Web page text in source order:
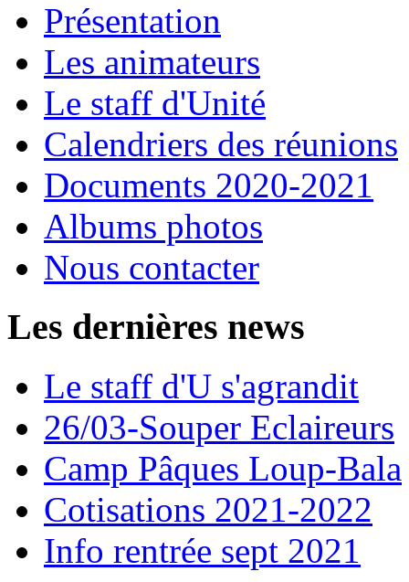
Présentation
Les animateurs
Le staff d'Unité
Calendriers des réunions
Documents 2020-2021
Albums photos
Nous contacter
Les dernières news
Le staff d'U s'agrandit
26/03-Souper Eclaireurs
Camp Pâques Loup-Bala
Cotisations 2021-2022
Info rentrée sept 2021